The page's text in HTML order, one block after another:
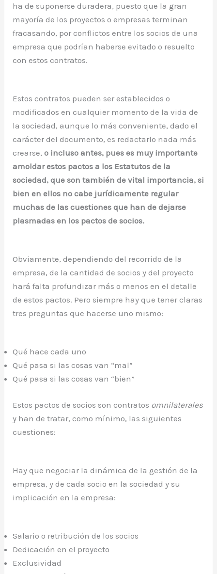
ha de suponerse duradera, puesto que la gran
mayoría de los proyectos o empresas terminan
fracasando, por conflictos entre los socios de una
empresa que podrían haberse evitado o resuelto
con estos contratos.
Estos contratos pueden ser establecidos o
modificados en cualquier momento de la vida de
la sociedad, aunque lo más conveniente, dado el
carácter del documento, es redactarlo nada más
crearse,o incluso antes, pues es muy importante
amoldar estos pactos a los Estatutos de la
sociedad, que son también de vital importancia, si
bien en ellos no cabe jurídicamente regular
muchas de las cuestiones que han de dejarse
plasmadas en los pactos de socios.
Obviamente, dependiendo del recorrido de la
empresa, de la cantidad de socios y del proyecto
hará falta profundizar más o menos en el detalle
de estos pactos. Pero siempre hay que tener claras
tres preguntas que hacerse uno mismo:
Qué hace cada uno
Qué pasa si las cosas van “mal”
Qué pasa si las cosas van “bien”
Estos pactos de socios son contratos omnilaterales
y han de tratar, como mínimo, las siguientes
cuestiones:
Hay que negociar la dinámica de la gestión de la
empresa, y de cada socio en la sociedad y su
implicación en la empresa:
Salario o retribución de los socios
Dedicación en el proyecto
Exclusividad